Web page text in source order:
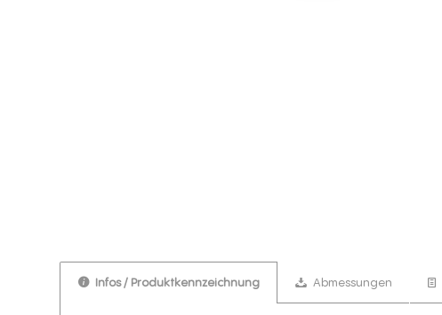
Infos / Produktkennzeichnung Abmessungen